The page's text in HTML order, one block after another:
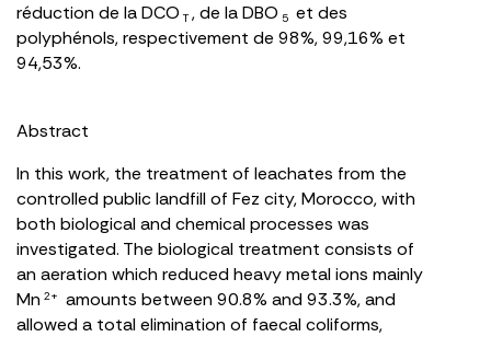
réduction de la DCO T , de la DBO 5 et des
polyphénols, respectivement de 98%, 99,16% et
94,53%.
Abstract
In this work, the treatment of leachates from the
controlled public landfill of Fez city, Morocco, with
both biological and chemical processes was
investigated. The biological treatment consists of
an aeration which reduced heavy metal ions mainly
Mn 2+
amounts between 90.8% and 93.3%, and
allowed a total elimination of faecal coliforms,